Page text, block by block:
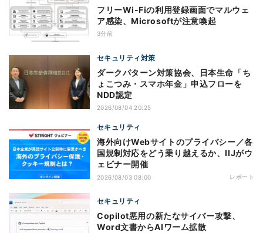
フリーWi-Fiの利用登録画面でマルウェ
ア感染、Microsoftが注意喚起
3分前
セキュリティ対策
ダークパターン対策協会、日本生命「ち
ょこつみ・スマホ年金」申込フローを
NDD認定
2026/08/04 20:25
セキュリティ
海外向けWebサイトのプライバシー／各
国規制対応をどう乗り越えるか、IIJがウ
ェビナー開催
2026/08/03 08:00 レポート
セキュリティ
Copilot悪用の新たなサイバー攻撃、
Word文書からAIワーム拡散